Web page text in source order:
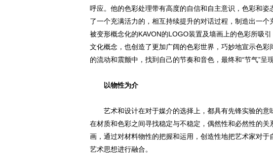
呼应。他的色彩处理带有高度的自信和自主意识，色彩和
了一个充满活力的，相互持续提升的对话过程，制造出一
被变形概念化的KAVON的LOGO装置及墙画上的色彩所吸
文化概念，也创造了更加广阔的色彩世界，巧妙地宣示色
的流动和震颤中，找到自己的节奏和音色，最终和“节气”呈
以物性为介
艺术和设计在对于媒介的选择上，都具有先锋实验的意
在材质和色彩之间寻找稳定与不稳定，偶然性和必然性的
画，通过对材料物性的把握和运用，创造性地把艺术家对
艺术思想进行融合。